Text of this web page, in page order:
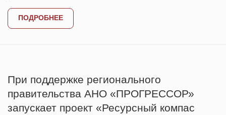
ПОДРОБНЕЕ
При поддержке регионального
правительства АНО «ПРОГРЕССОР»
запускает проект «Ресурсный компас